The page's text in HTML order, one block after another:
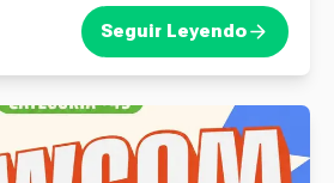
Seguir Leyendo